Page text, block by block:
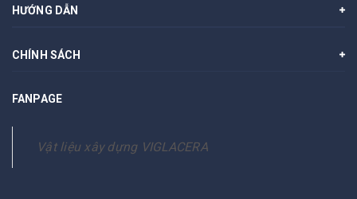
HƯỚNG DẪN
CHÍNH SÁCH
FANPAGE
Vật liệu xây dựng VIGLACERA